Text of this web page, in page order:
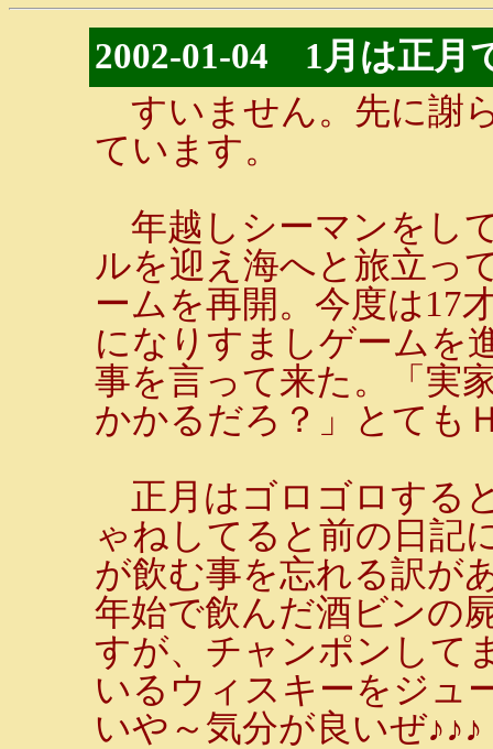
2002-01-04 1月は正月
すいません。先に謝
ています。
年越しシーマンをし
ルを迎え海へと旅立っ
ームを再開。今度は17
になりすましゲームを
事を言って来た。「実
かかるだろ？」とても
正月はゴロゴロする
ゃねしてると前の日記
が飲む事を忘れる訳が
年始で飲んだ酒ビンの
すが、チャンポンして
いるウィスキーをジュ
いや～気分が良いぜ♪♪♪